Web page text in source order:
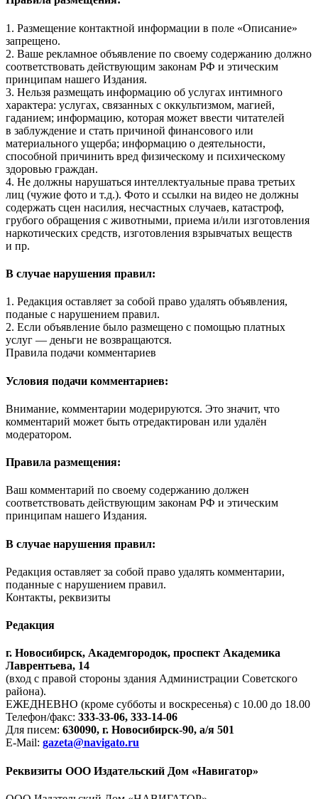
1. Размещение контактной информации в поле «Описание»
запрещено.
2. Ваше рекламное объявление по своему содержанию должно
соответствовать действующим законам РФ и этическим
принципам нашего Издания.
3. Нельзя размещать информацию об услугах интимного
характера: услугах, связанных с оккультизмом, магией,
гаданием; информацию, которая может ввести читателей
в заблуждение и стать причиной финансового или
материального ущерба; информацию о деятельности,
способной причинить вред физическому и психическому
здоровью граждан.
4. Не должны нарушаться интеллектуальные права третьих
лиц (чужие фото и т.д.). Фото и ссылки на видео не должны
содержать сцен насилия, несчастных случаев, катастроф,
грубого обращения с животными, приема и/или изготовления
наркотических средств, изготовления взрывчатых веществ
и пр.
В случае нарушения правил:
1. Редакция оставляет за собой право удалять объявления,
поданые с нарушением правил.
2. Если объявление было размещено с помощью платных
услуг — деньги не возвращаются.
Правила подачи комментариев
Условия подачи комментариев:
Внимание, комментарии модерируются. Это значит, что
комментарий может быть отредактирован или удалён
модератором.
Правила размещения:
Ваш комментарий по своему содержанию должен
соответствовать действующим законам РФ и этическим
принципам нашего Издания.
В случае нарушения правил:
Редакция оставляет за собой право удалять комментарии,
поданные с нарушением правил.
Контакты, реквизиты
Редакция
г. Новосибирск, Академгородок, проспект Академика
Лаврентьева, 14
(вход с правой стороны здания Администрации Советского
района).
ЕЖЕДНЕВНО (кроме субботы и воскресенья) с 10.00 до 18.00
Телефон/факс: 333-33-06, 333-14-06
Для писем: 630090, г. Новосибирск-90, а/я 501
E-Mail: gazeta@navigato.ru
Реквизиты ООО Издательский Дом «Навигатор»